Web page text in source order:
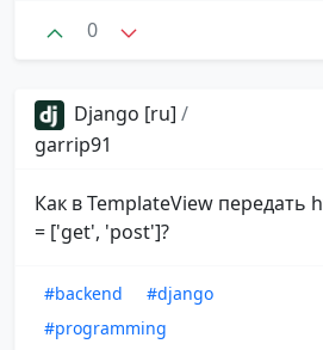
0
Django [ru] /
garrip91
Как в TemplateView передать
= ['get', 'post']?
#backend
#django
#programming